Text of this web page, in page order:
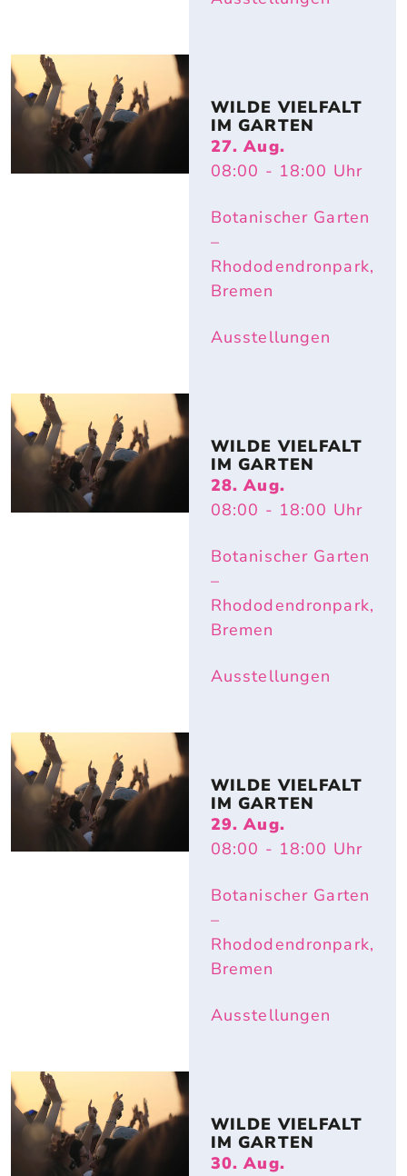
WILDE VIELFALT
IM GARTEN
27. Aug.
08:00 - 18:00 Uhr
Botanischer Garten
–
Rhododendronpark,
Bremen
Ausstellungen
WILDE VIELFALT
IM GARTEN
28. Aug.
08:00 - 18:00 Uhr
Botanischer Garten
–
Rhododendronpark,
Bremen
Ausstellungen
WILDE VIELFALT
IM GARTEN
29. Aug.
08:00 - 18:00 Uhr
Botanischer Garten
–
Rhododendronpark,
Bremen
Ausstellungen
WILDE VIELFALT
IM GARTEN
30. Aug.